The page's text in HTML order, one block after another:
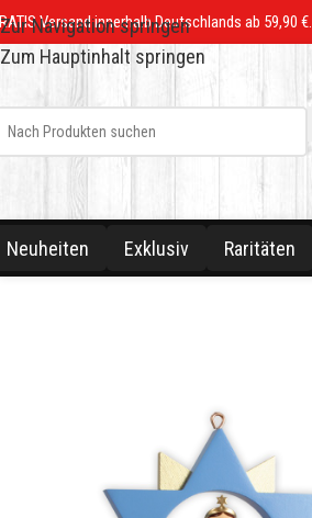
Zur Navigation springen
Zum Hauptinhalt springen
Versand innerhalb Deutschlands ab 59,90 €.
Neuheiten Exklusiv Raritäten